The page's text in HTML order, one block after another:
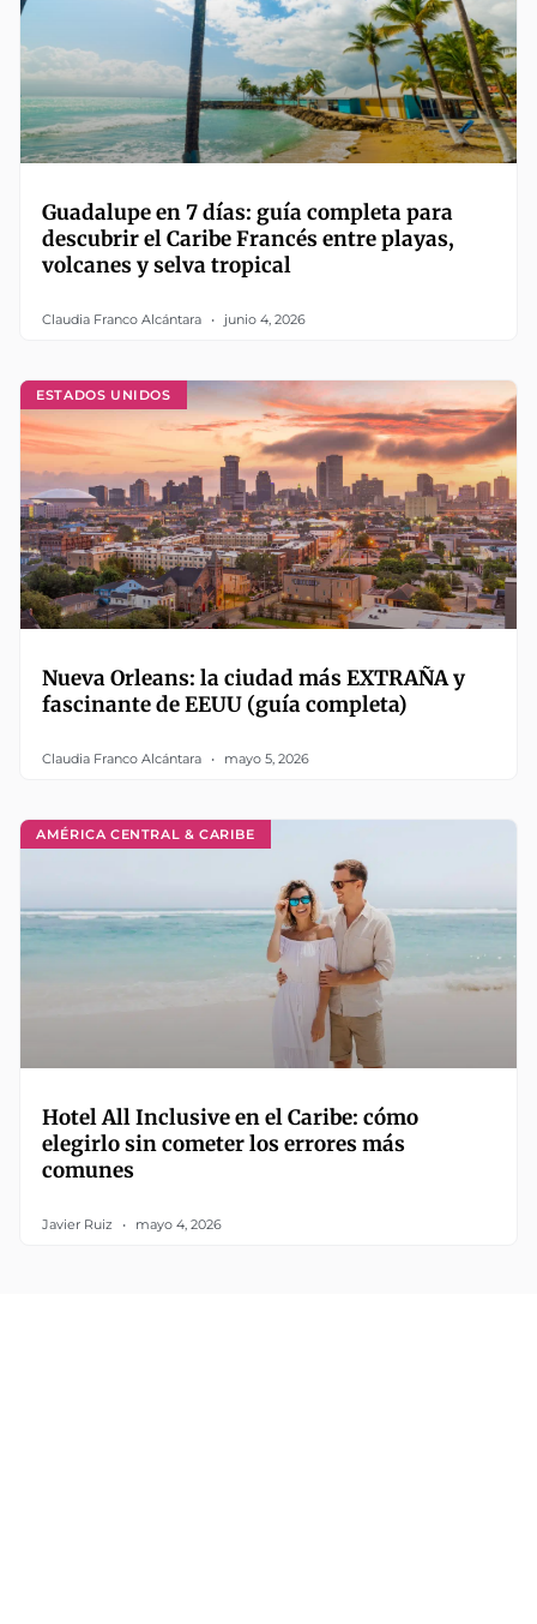
Guadalupe en 7 días: guía completa para
descubrir el Caribe Francés entre playas,
volcanes y selva tropical
Claudia Franco Alcántara junio 4, 2026
ESTADOS UNIDOS
Nueva Orleans: la ciudad más EXTRAÑA y
fascinante de EEUU (guía completa)
Claudia Franco Alcántara mayo 5, 2026
AMÉRICA CENTRAL & CARIBE
Hotel All Inclusive en el Caribe: cómo
elegirlo sin cometer los errores más
comunes
Javier Ruiz mayo 4, 2026